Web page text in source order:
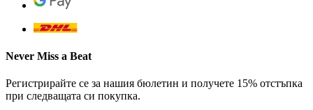
Never Miss a Beat
Регистрирайте се за нашия бюлетин и получете 15% отстъпка
при следващата си покупка.